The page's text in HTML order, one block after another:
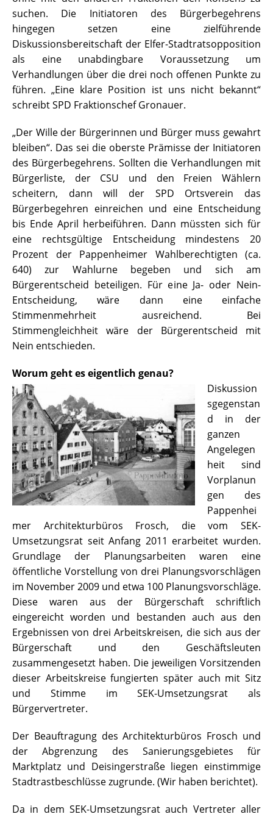
suchen. Die Initiatoren des Bürgerbegehrens
hingegen setzen eine zielführende
Diskussionsbereitschaft der Elfer-Stadtratsopposition
als eine unabdingbare Voraussetzung um
Verhandlungen über die drei noch offenen Punkte zu
führen. „Eine klare Position ist uns nicht bekannt“
schreibt SPD Fraktionschef Gronauer.
„Der Wille der Bürgerinnen und Bürger muss gewahrt
bleiben“. Das sei die oberste Prämisse der Initiatoren
des Bürgerbegehrens. Sollten die Verhandlungen mit
Bürgerliste, der CSU und den Freien Wählern
scheitern, dann will der SPD Ortsverein das
Bürgerbegehren einreichen und eine Entscheidung
bis Ende April herbeiführen. Dann müssten sich für
eine rechtsgültige Entscheidung mindestens 20
Prozent der Pappenheimer Wahlberechtigten (ca.
640) zur Wahlurne begeben und sich am
Bürgerentscheid beteiligen. Für eine Ja- oder Nein-
Entscheidung, wäre dann eine einfache
Stimmenmehrheit ausreichend. Bei
Stimmengleichheit wäre der Bürgerentscheid mit
Nein entschieden.
Worum geht es eigentlich genau?
Diskussion
sgegenstan
d in der
ganzen
Angelegen
heit sind
Vorplanun
gen des
Pappenhei
mer Architekturbüros Frosch, die vom SEK-
Umsetzungsrat seit Anfang 2011 erarbeitet wurden.
Grundlage der Planungsarbeiten waren eine
öffentliche Vorstellung von drei Planungsvorschlägen
im November 2009 und etwa 100 Planungsvorschläge.
Diese waren aus der Bürgerschaft schriftlich
eingereicht worden und bestanden auch aus den
Ergebnissen von drei Arbeitskreisen, die sich aus der
Bürgerschaft und den Geschäftsleuten
zusammengesetzt haben. Die jeweiligen Vorsitzenden
dieser Arbeitskreise fungierten später auch mit Sitz
und Stimme im SEK-Umsetzungsrat als
Bürgervertreter.
Der Beauftragung des Architekturbüros Frosch und
der Abgrenzung des Sanierungsgebietes für
Marktplatz und Deisingerstraße liegen einstimmige
Stadtrastbeschlüsse zugrunde. (Wir haben berichtet).
Da in dem SEK-Umsetzungsrat auch Vertreter aller